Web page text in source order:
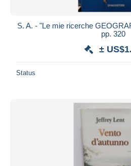
S. A. - "Le mie ricerche
pp. 320
±
Status